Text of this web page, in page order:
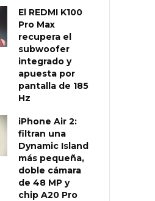
El REDMI K100
Pro Max
recupera el
subwoofer
integrado y
apuesta por
pantalla de 185
Hz
iPhone Air 2:
filtran una
Dynamic Island
más pequeña,
doble cámara
de 48 MP y
chip A20 Pro